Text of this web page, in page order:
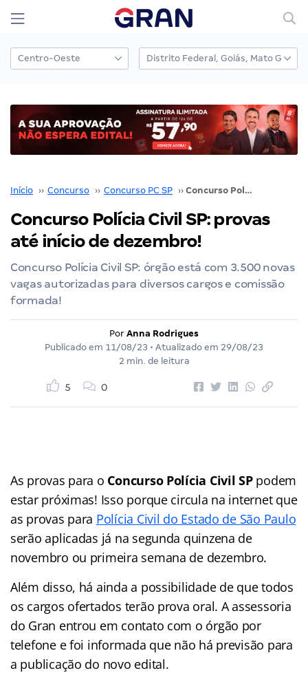
Início ›› Concurso ›› Concurso PC SP ›› Concurso Polícia Civil SP: provas até início de dezembro!
Concurso Polícia Civil SP: provas
até início de dezembro!
Concurso Polícia Civil SP: órgão está com 3.500 novas
vagas autorizadas para diversos cargos e comissão
formada!
Por Anna Rodrigues
Publicado em 11/08/23 • Atualizado em 29/08/23
2 min. de leitura
5 0
As provas para o Concurso Polícia Civil SPpodem
estar próximas! Isso porque circula na internet que
as provas para Polícia Civil do Estado de São Paulo
serão aplicadas já na segunda quinzena de
novembro ou primeira semana de dezembro.
Além disso, há ainda a possibilidade de que todos
os cargos ofertados terão prova oral. A assessoria
do Gran entrou em contato com o órgão por
telefone e foi informada que não há previsão para
a publicação do novo edital.